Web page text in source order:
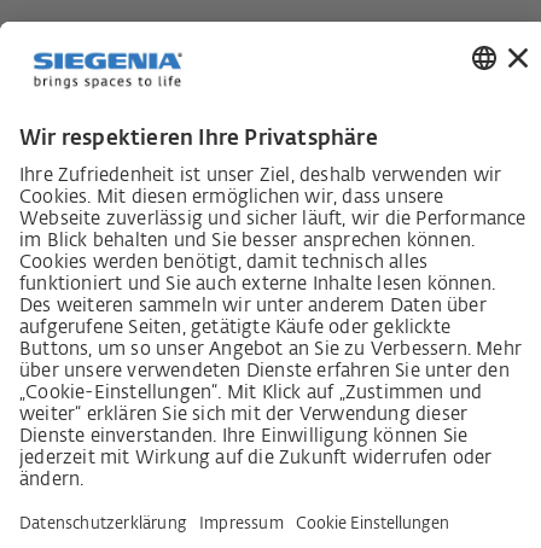
Lieferkettensorgfaltspflichtengesetz
Lieferantenkodex
LkSG-Merkblatt für Lieferanten
Grundsatzerklärung Menschenrechtsstrategie
Beschwerdeverfahren
Impressum AGB
Datenschutz
Erklärung zur Barrierefreiheit